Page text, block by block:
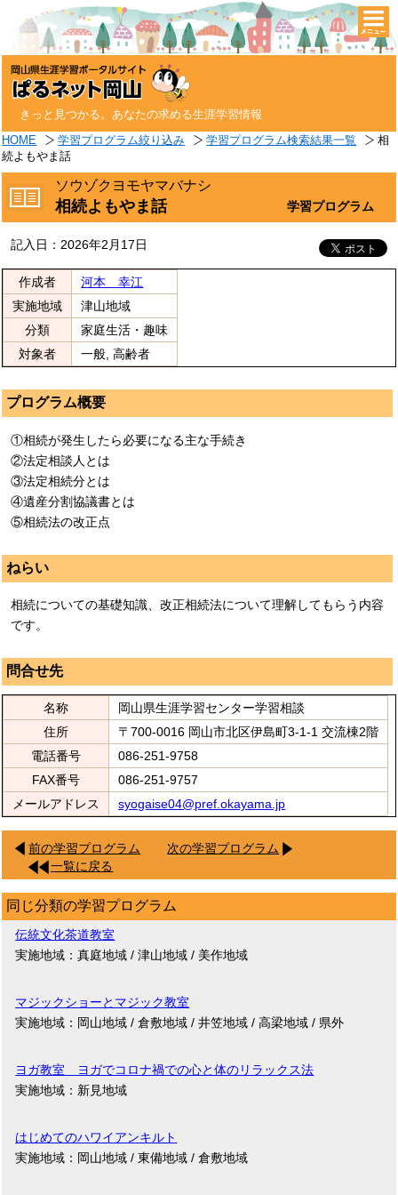
きっと見つかる。あなたの求める生涯学習情報
HOME 学習プログラム絞り込み 学習プログラム検索結果一覧
相
続よもやま話
ソウゾクヨモヤマバナシ
相続よもやま話 学習プログラム
記入日：2026年2月17日
作成者
河本 幸江
実施地域
津山地域
分類
家庭生活・趣味
対象者
一般, 高齢者
プログラム概要
①相続が発生したら必要になる主な手続き
②法定相談人とは
③法定相続分とは
④遺産分割協議書とは
⑤相続法の改正点
ねらい
相続についての基礎知識、改正相続法について理解してもらう内容
です。
問合せ先
名称
岡山県生涯学習センター学習相談
住所
〒700-0016 岡山市北区伊島町3-1-1 交流棟2階
電話番号
086-251-9758
FAX番号
086-251-9757
メールアドレス
syogaise04@pref.okayama.jp
前の学習プログラム
次の学習プログラム
一覧に戻る
同じ分類の学習プログラム
伝統文化茶道教室
実施地域：真庭地域 / 津山地域 / 美作地域
マジックショーとマジック教室
実施地域：岡山地域 / 倉敷地域 / 井笠地域 / 高梁地域 / 県外
ヨガ教室 ヨガでコロナ禍での心と体のリラックス法
実施地域：新見地域
はじめてのハワイアンキルト
実施地域：岡山地域 / 東備地域 / 倉敷地域